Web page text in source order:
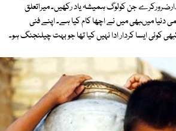
جن کولوگ ہمیشہ یاد رکھیں۔ میراتعلق
دنیا میںبھی میں نے اچھا کام کیا ہے۔ اپنے فنی
کوئی ایسا کردار ادا نہیں کیا تھا جو بہت چیلنجنگ ہو۔